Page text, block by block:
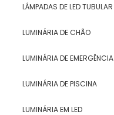
LÂMPADAS DE LED TUBULAR
LUMINÁRIA DE CHÃO
LUMINÁRIA DE EMERGÊNCIA
LUMINÁRIA DE PISCINA
LUMINÁRIA EM LED